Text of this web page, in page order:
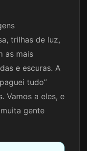
trilhas de luz,
as mais
e escuras. A
tudo”
Vamos a eles, e
gente